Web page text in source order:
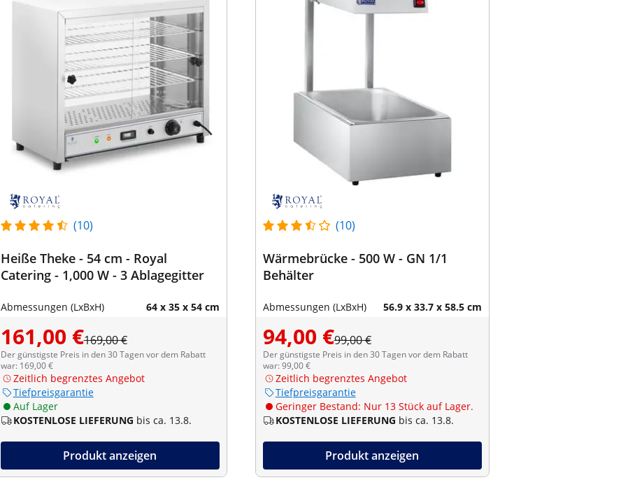
(10)
Heiße Theke - 54 cm - Royal
Catering - 1,000 W - 3 Ablagegitter
Abmessungen (LxBxH) 64 x 35 x 54 cm
161,00 €169,00 €
Der günstigste Preis in den 30 Tagen vor dem Rabatt
war: 169,00 €
Zeitlich begrenztes Angebot
Tiefpreisgarantie
Auf Lager
KOSTENLOSE LIEFERUNG bis ca. 13.8.
Produkt anzeigen
(10)
Wärmebrücke - 500 W - GN 1/1
Behälter
Abmessungen (LxBxH) 56.9 x 33.7 x 58.5 cm
94,00 €99,00 €
Der günstigste Preis in den 30 Tagen vor dem Rabatt
war: 99,00 €
Zeitlich begrenztes Angebot
Tiefpreisgarantie
Geringer Bestand: Nur 13 Stück auf Lager.
KOSTENLOSE LIEFERUNG bis ca. 13.8.
Produkt anzeigen